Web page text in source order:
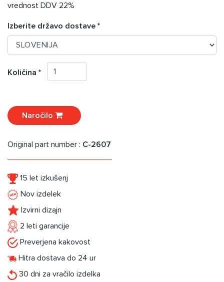
vrednost DDV 22%
Izberite državo dostave *
Količina *
Naročilo
Original part number : C-2607
15 let izkušenj
Nov izdelek
Izvirni dizajn
2 leti garancije
Preverjena kakovost
Hitra dostava do 24 ur
30 dni za vračilo izdelka